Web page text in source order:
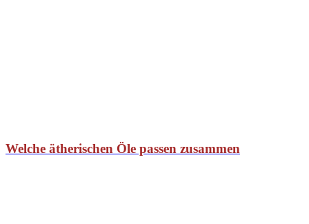
Welche ätherischen Öle passen zusammen